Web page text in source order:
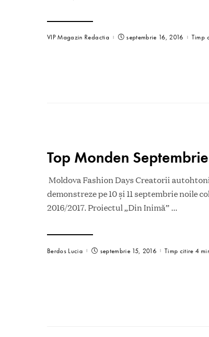
VIP Magazin Redactia septembrie 16, 2016 Timp
Top Monden
Moldova Fashion Days Creatorii
demonstreze pe 10 şi 11 septembrie noile
2016/2017. Proiectul „Din Inimă” ...
Berdos Lucia septembrie 15, 2016 Timp citire 4